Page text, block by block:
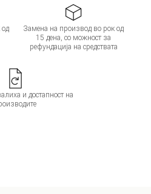
Замена на производ во рок од
15 дена, со можност за
рефундација на средствата
и достапност на